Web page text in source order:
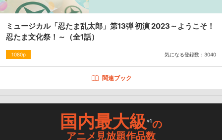
ミュージカル「忍たま乱太郎」第13弾 初演 2023～ようこそ！
忍たま文化祭！～ （全1話）
1080p 気になる登録数： 3040
関連ブック
国内最大級※1の
アニメ見放題作品数